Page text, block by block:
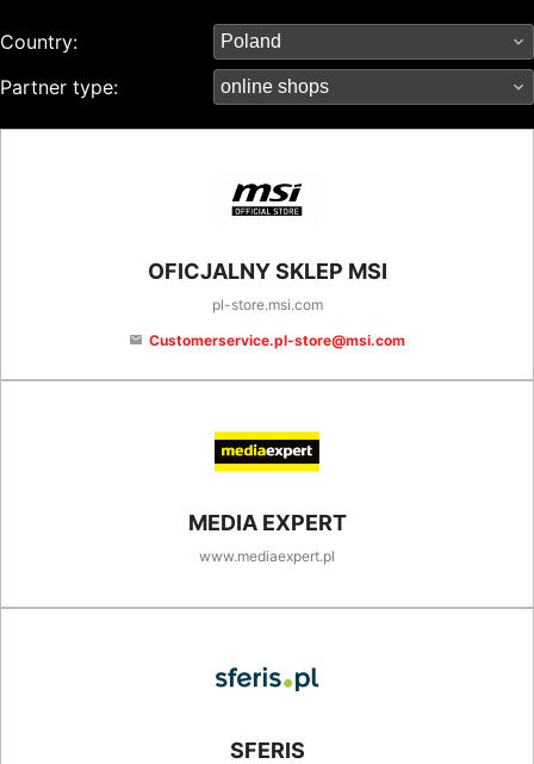
Country:
Partner type:
OFICJALNY SKLEP MSI
pl-store.msi.com
email Customerservice.pl-store@msi.com
MEDIA EXPERT
www.mediaexpert.pl
SFERIS